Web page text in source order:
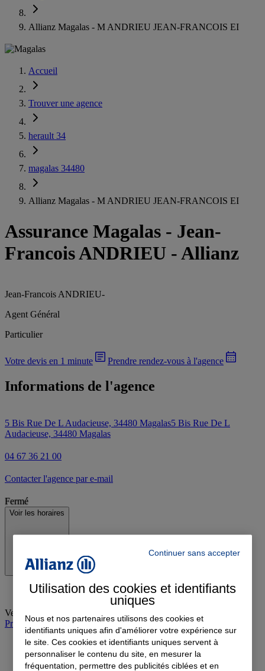
Allianz Magalas - M ANDRIEU JEAN-FRANCOIS EI
Accueil
Trouver une agence
herault 34
magalas 34480
Allianz Magalas - M ANDRIEU JEAN-FRANCOIS EI
Assurance Magalas - Jean-
Francois ANDRIEU - Allianz
Jean-Francois ANDRIEU-
Agent Général
Particulier
Votre devis en 1 minute Prendre rendez-vous à l'agence
Informations de l'agence
5 Bis Rue De L Audacieuse, 34480 Magalas5 Bis Rue De L
Audacieuse, 34480 Magalas
04 67 36 21 00
Contacter l'agence par e-mail
Fermé
Voir les horaires
Vendredi
Prendre rendez-vous à l'agence
Continuer sans accepter
Utilisation des cookies et identifiants
uniques
Nous et nos partenaires utilisons des cookies et
identifiants uniques afin d'améliorer votre expérience sur
le site. Ces cookies et identifiants uniques servent à
personnaliser le contenu du site, en mesurer la
fréquentation, permettre des publicités ciblées et en